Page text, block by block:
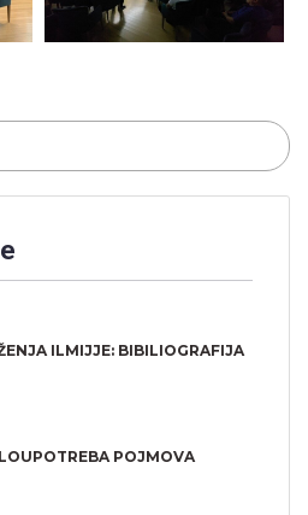
ILMIJJE: BIBILIOGRAFIJA
POJMOVA